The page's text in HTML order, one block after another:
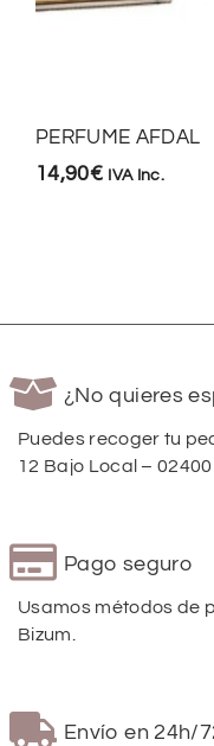
PERFUME AFDAL
14,90€ IVA Inc.
¿No quieres
Puedes recoger tu
12 Bajo Local – 02400
Pago seguro
Usamos métodos de
Bizum.
Envío en 24h/